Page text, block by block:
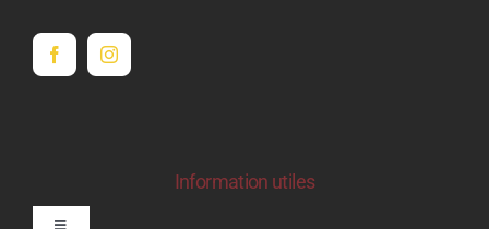
Information utiles